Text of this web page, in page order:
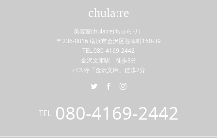
chula:re
美容室chula:re(ちゅらり）
〒236-0016 横浜市金沢区谷津町160-39
TEL.080-4169-2442
金沢文庫駅 徒歩3分
バス停「金沢文庫」徒歩2分
TEL 080-4169-2442